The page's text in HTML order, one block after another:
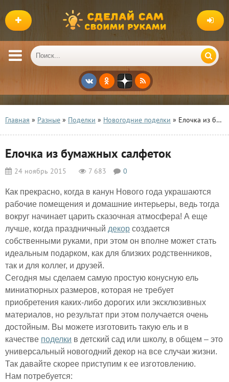
Главная » Разные » Поделки » Новогодние поделки » Елочка из бумажных салфеток
Елочка из бумажных салфеток
24 ноябрь 2015 7 683 0
Как прекрасно, когда в канун Нового года украшаются
рабочие помещения и домашние интерьеры, ведь тогда
вокруг начинает царить сказочная атмосфера! А еще
лучше, когда праздничный декор создается
собственными руками, при этом он вполне может стать
идеальным подарком, как для близких родственников,
так и для коллег, и друзей.
Сегодня мы сделаем самую простую конусную ель
миниатюрных размеров, которая не требует
приобретения каких-либо дорогих или эксклюзивных
материалов, но результат при этом получается очень
достойным. Вы можете изготовить такую ель и в
качестве поделки в детский сад или школу, в общем – это
универсальный новогодний декор на все случаи жизни.
Так давайте скорее приступим к ее изготовлению.
Нам потребуется: